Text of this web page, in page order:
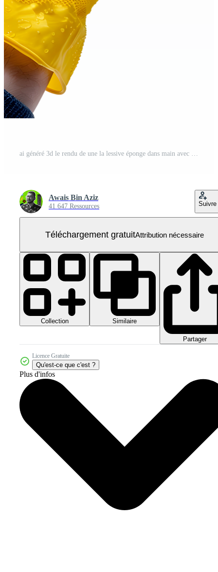
ai généré 3d le rendu de une la lessive éponge dans main avec gants sur transparent Contexte - ai généré PNG Gratuit
Awais Bin Aziz
41 647 Ressources Suivre
Téléchargement gratuitAttribution nécessaire
Collection Similaire
Partager
Licence Gratuite
Qu'est-ce que c'est ?
Plus d'infos